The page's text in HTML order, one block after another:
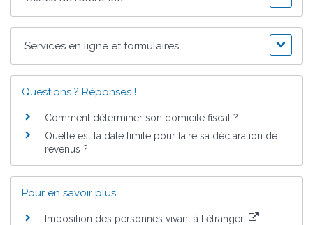
Services en ligne et formulaires
Questions ? Réponses !
Comment déterminer son domicile fiscal ?
Quelle est la date limite pour faire sa déclaration de
revenus ?
Pour en savoir plus
Imposition des personnes vivant à l'étranger